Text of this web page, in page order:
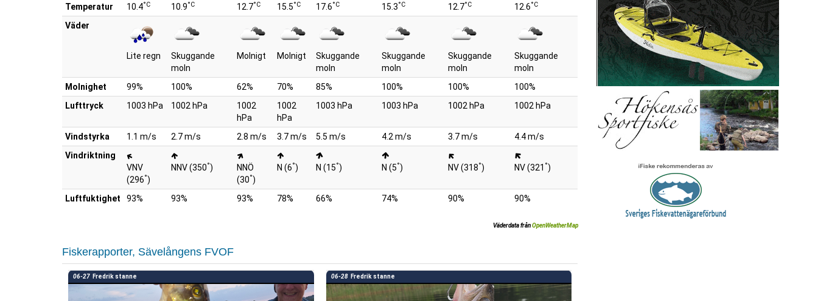
Temperatur
10.4°C 10.9°C 12.7°C 15.5°C 17.6°C 15.3°C 12.7°C 12.6°C
Väder
Lite regn
Skuggande
moln
Molnigt Molnigt
Skuggande
moln
Skuggande
moln
Skuggande
moln
Skuggande
moln
Molnighet
99% 100% 62% 70% 85% 100% 100%
100%
Lufttryck
1003 hPa 1002 hPa
1002
hPa
1002
hPa
1003 hPa 1003 hPa 1002 hPa 1002 hPa
Vindstyrka 1.1 m/s 2.7 m/s 2.8 m/s 3.7 m/s 5.5 m/s 4.2 m/s 3.7 m/s
4.4 m/s
Vindriktning
VNV
(296°)
NNV (350°)
NNÖ
(30°)
N (6°) N (15°) N (5°) NV (318°) NV (321 °)
Luftfuktighet 93% 93% 93% 78% 66% 74% 90% 90%
Väderdata frånOpenWeatherMap
Fiskerapporter, Sävelångens FVOF
06-27 Fredrik stanne 06-28 Fredrik stanne